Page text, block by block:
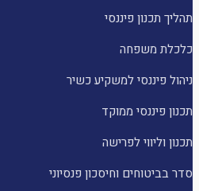
תהליך תכנון פיננסי
כלכלת משפחה
ניהול פיננסי למשקיע כשיר
תכנון פיננסי ממוקד
תכנון וליווי לפרישה
סדר בביטוחים וחיסכון פנסיוני